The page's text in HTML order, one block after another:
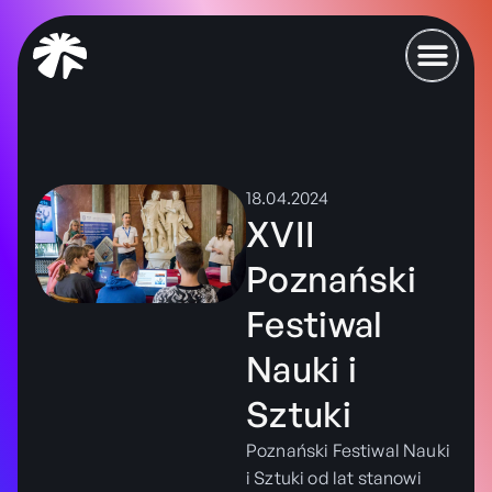
18.04.2024
XVII
Poznański
Festiwal
Nauki i
Sztuki
Poznański Festiwal Nauki
i Sztuki od lat stanowi